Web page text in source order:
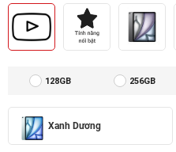
128GB 256GB
Xanh Dương